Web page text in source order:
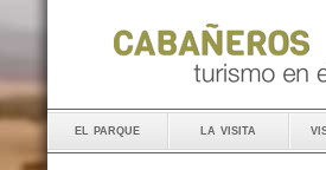
el parque la visita